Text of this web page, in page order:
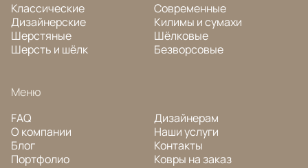
Классические
Дизайнерские
Шерстяные
Шерсть и шёлк
Современные
Килимы и сумахи
Шёлковые
Безворсовые
Меню
FAQ
О компании
Блог
Портфолио
Дизайнерам
Наши услуги
Контакты
Ковры на заказ